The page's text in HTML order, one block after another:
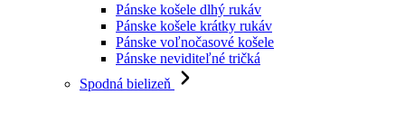
Pánske košele dlhý rukáv
Pánske košele krátky rukáv
Pánske voľnočasové košele
Pánske neviditeľné tričká
Spodná bielizeň